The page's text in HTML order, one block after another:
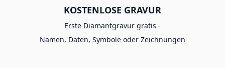
KOSTENLOSE GRAVUR
Erste Diamantgravur gratis -
Namen, Daten, Symbole oder Zeichnungen